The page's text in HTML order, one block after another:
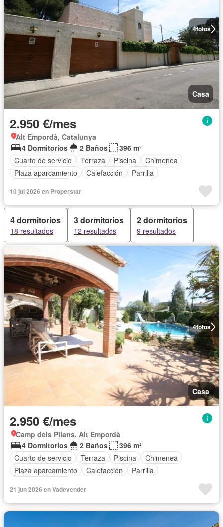
4fotos
Casa
2.950 €/mes
Alt Empordà, Catalunya
4 Dormitorios
2 Baños
396 m²
Cuarto de servicio
Terraza Piscina
Chimenea
Plaza aparcamiento
Calefacción
Parrilla
10 jul 2026 en Properstar
4 dormitorios
18 resultados
3 dormitorios
12 resultados
2 dormitorios
9 resultados
4fotos
Casa
2.950 €/mes
Camp dels Pilans, Alt Empordà
4 Dormitorios
2 Baños
396 m²
Cuarto de servicio
Terraza Piscina
Chimenea
Plaza aparcamiento
Calefacción
Parrilla
21 jun 2026 en Vadevender